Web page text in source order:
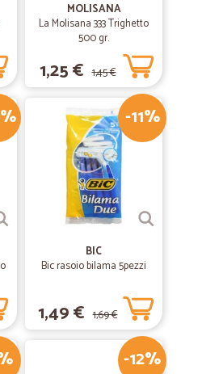
MOLISANA
La Molisana 333 Trighetto
500 gr.
1,25 € 1,45 €
-11%
BIC
Bic rasoio bilama 5pezzi
1,49 € 1,69 €
-12%